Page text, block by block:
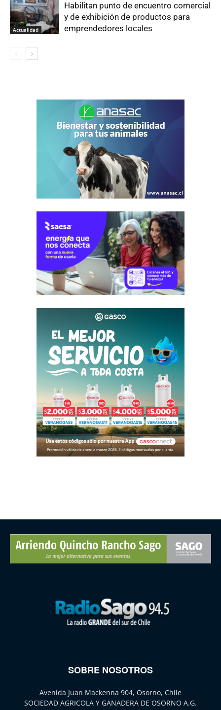
Actualidad
Habilitan punto de encuentro comercial
y de exhibición de productos para
emprendedores locales
SOBRE NOSOTROS
Avenida Juan Mackenna 904, Osorno, Chile
SOCIEDAD AGRICOLA Y GANADERA DE OSORNO A.G.